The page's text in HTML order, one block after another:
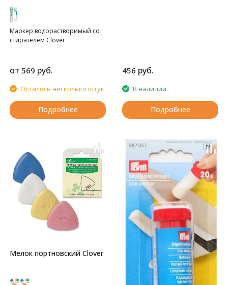
Маркер водорастворимый со
стирателем Clover
от 569 руб.
Осталось несколько штук
Подробнее
456 руб.
В наличии
Подробнее
Мелок портновский Clover